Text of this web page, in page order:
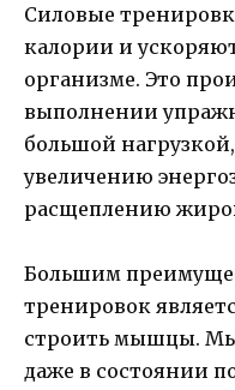
Силовые
калории и
организме. Это
выполнении
большой
увеличению
расщеплению
Большим
тренировок
строить мышцы.
даже в состоянии